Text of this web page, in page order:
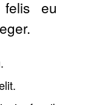
felis eu